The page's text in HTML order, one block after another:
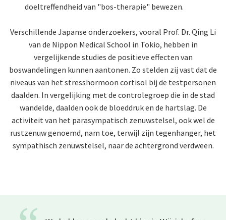
doeltreffendheid van "bos-therapie" bewezen.
Verschillende Japanse onderzoekers, vooral Prof. Dr. Qing Li
van de Nippon Medical School in Tokio, hebben in
vergelijkende studies de positieve effecten van
boswandelingen kunnen aantonen. Zo stelden zij vast dat de
niveaus van het stresshormoon cortisol bij de testpersonen
daalden. In vergelijking met de controlegroep die in de stad
wandelde, daalden ook de bloeddruk en de hartslag. De
activiteit van het parasympatisch zenuwstelsel, ook wel de
rustzenuw genoemd, nam toe, terwijl zijn tegenhanger, het
sympathisch zenuwstelsel, naar de achtergrond verdween.